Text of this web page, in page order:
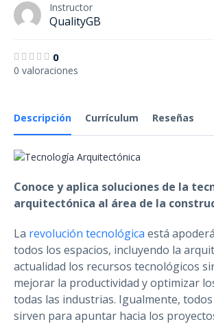
Instructor
QualityGB
0
0 valoraciones
Descripción Currículum Reseñas
Conoce y aplica soluciones de la
arquitectónica al área de la
La revolución tecnológica está
todos los espacios, incluyendo la
actualidad los recursos tecnológicos
mejorar la productividad y optimizar
todas las industrias. Igualmente,
sirven para apuntar hacia los